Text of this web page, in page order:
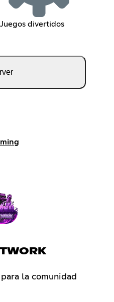
Juegos divertidos
la comunidad